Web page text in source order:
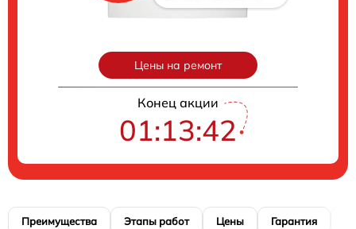
Цены на ремонт
Конец акции
01:13:41
Преимущества Этапы работ Цены Гарантия